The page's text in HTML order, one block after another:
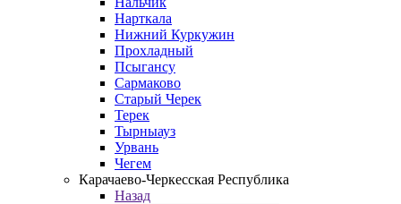
Нарткала
Нижний Куркужин
Прохладный
Псыгансу
Сармаково
Старый Черек
Терек
Тырныауз
Урвань
Чегем
Карачаево-Черкесская Республика
Назад